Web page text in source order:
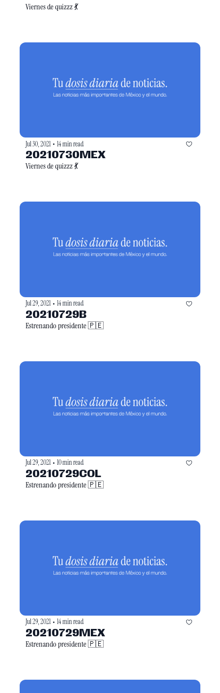
Viernes de quizzz 💃
Jul 30, 2021 • 14 min read
20210730MEX
Viernes de quizzz 💃
Jul 29, 2021 • 14 min read
20210729B
Estrenando presidente 🇵🇪
Jul 29, 2021 • 10 min read
20210729COL
Estrenando presidente 🇵🇪
Jul 29, 2021 • 14 min read
20210729MEX
Estrenando presidente 🇵🇪